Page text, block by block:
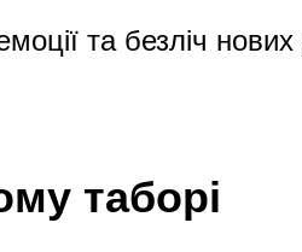
та безліч нових
таборі